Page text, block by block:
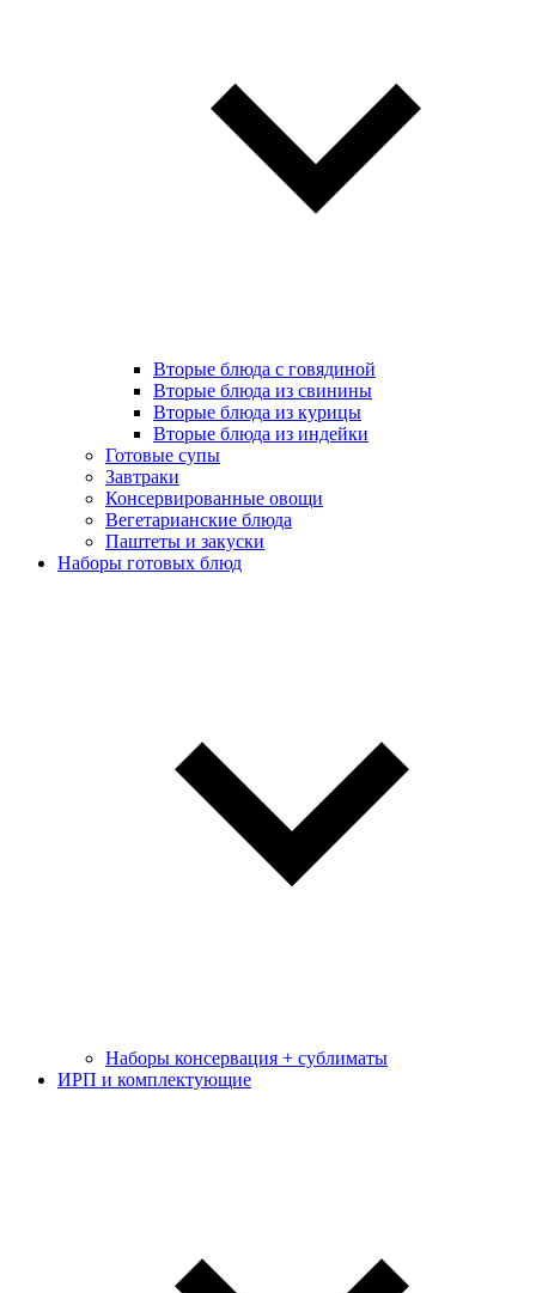
Вторые блюда с говядиной
Вторые блюда из свинины
Вторые блюда из курицы
Вторые блюда из индейки
Готовые супы
Завтраки
Консервированные овощи
Вегетарианские блюда
Паштеты и закуски
Наборы готовых блюд
Наборы консервация + сублиматы
ИРП и комплектующие